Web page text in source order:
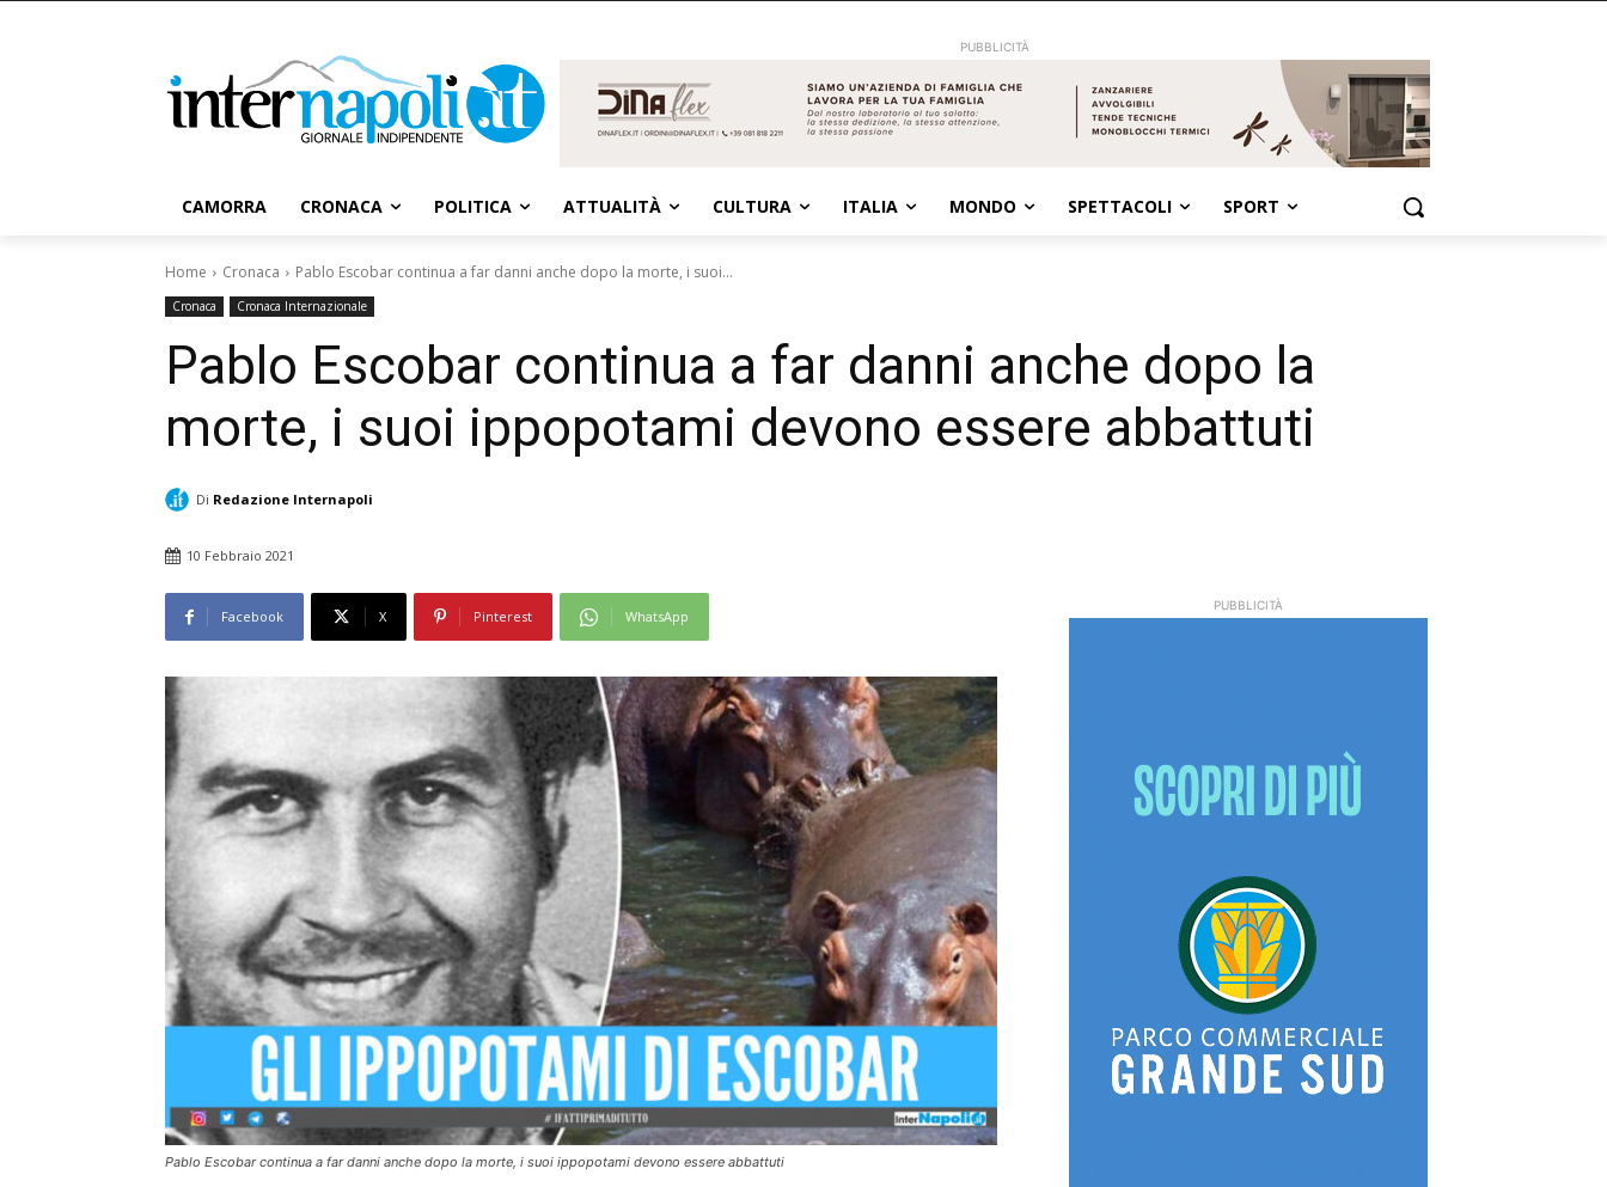
PUBBLICITÀ
CAMORRA CRONACA POLITICA ATTUALITÀ CULTURA ITALIA MONDO SPETTACOLI SPORT
Home Cronaca Pablo Escobar continua a far danni anche dopo la morte, i suoi...
Cronaca Cronaca Internazionale
Pablo Escobar continua a far danni anche dopo la
morte, i suoi ippopotami devono essere abbattuti
Di Redazione Internapoli
10 Febbraio 2021
Facebook X Pinterest WhatsApp
Pablo Escobar continua a far danni anche dopo la morte, i suoi ippopotami devono essere abbattuti
PUBBLICITÀ